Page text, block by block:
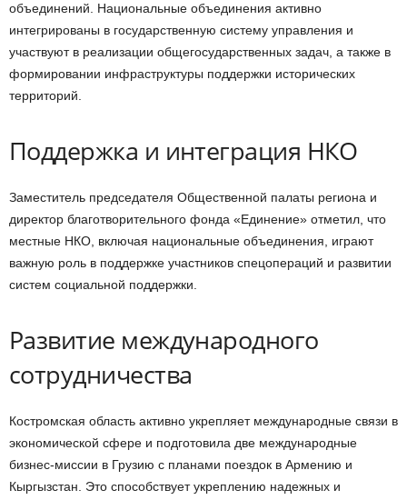
объединений. Национальные объединения активно
интегрированы в государственную систему управления и
участвуют в реализации общегосударственных задач, а также в
формировании инфраструктуры поддержки исторических
территорий.
Поддержка и интеграция НКО
Заместитель председателя Общественной палаты региона и
директор благотворительного фонда «Единение» отметил, что
местные НКО, включая национальные объединения, играют
важную роль в поддержке участников спецопераций и развитии
систем социальной поддержки.
Развитие международного
сотрудничества
Костромская область активно укрепляет международные связи в
экономической сфере и подготовила две международные
бизнес-миссии в Грузию с планами поездок в Армению и
Кыргызстан. Это способствует укреплению надежных и